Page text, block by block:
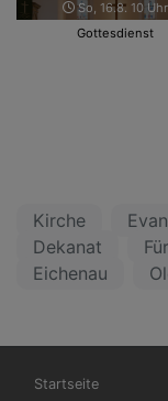
So, 16.8. 10 Uhr
Gottesdienst
Kirche
Dekanat
Eichenau
Hauptnavigation
Startseite